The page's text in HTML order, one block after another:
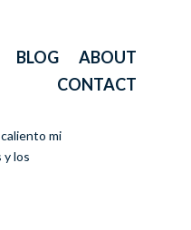
BLOG
ABOUT
CONTACT
mi
y los